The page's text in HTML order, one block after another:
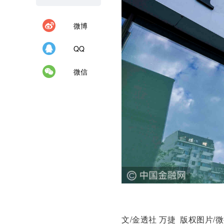
微博
QQ
微信
文/金透社 万捷 版权图片/